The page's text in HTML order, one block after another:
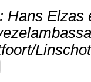
Hans Elzas